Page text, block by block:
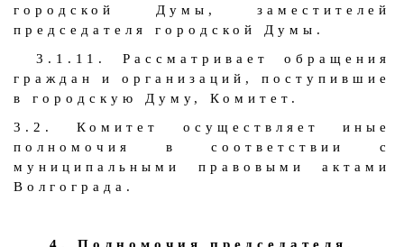
городской Думы, заместителей
председателя городской Думы.
3.1.11. Рассматривает обращения
граждан и организаций, поступившие
в городскую Думу, Комитет.
3.2. Комитет осуществляет иные
полномочия в соответствии с
муниципальными правовыми актами
Волгограда.
4. Полномочия председателя,